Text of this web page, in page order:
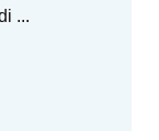
...